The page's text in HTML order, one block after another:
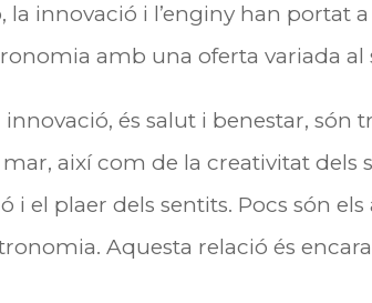
la innovació i l’enginy han portat
amb una oferta variada al
és salut i benestar, són
així com de la creativitat dels
i el plaer dels sentits. Pocs són
Aquesta relació és